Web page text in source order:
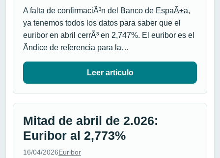
A falta de confirmaciÃ³n del Banco de EspaÃ±a,
ya tenemos todos los datos para saber que el
euribor en abril cerrÃ³ en 2,747%. El euribor es el
Ã­ndice de referencia para la…
Leer articulo
Mitad de abril de 2.026:
Euribor al 2,773%
16/04/2026Euribor